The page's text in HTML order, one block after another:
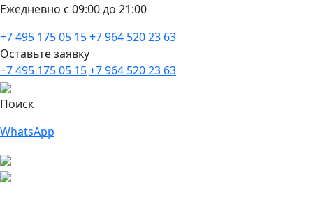
Ежедневно с 09:00 до 21:00
+7 495 175 05 15+7 964 520 23 63
Оставьте заявку
+7 495 175 05 15+7 964 520 23 63
Поиск
WhatsApp